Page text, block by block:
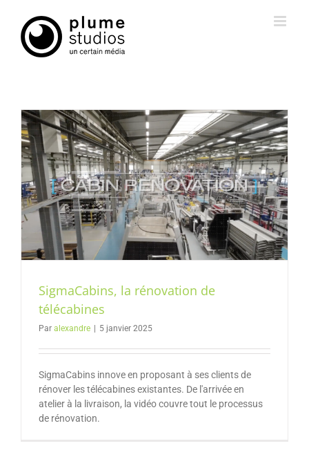
contenu
SigmaCabins, la rénovation de
télécabines
Par alexandre 5 janvier 2025
SigmaCabins innove en proposant à ses clients de
rénover les télécabines existantes. De l'arrivée en
atelier à la livraison, la vidéo couvre tout le processus
de rénovation.